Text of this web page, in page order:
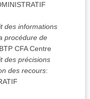
des informations
procédure de
BTP CFA Centre
des précisions
des recours: